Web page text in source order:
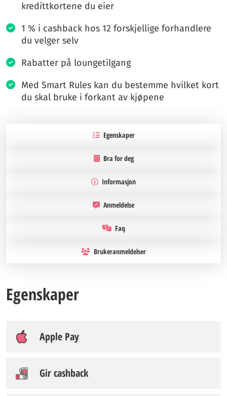
kredittkortene du eier
1 % i cashback hos 12 forskjellige forhandlere
du velger selv
Rabatter på loungetilgang
Med Smart Rules kan du bestemme hvilket kort
du skal bruke i forkant av kjøpene
Egenskaper
Bra for deg
Informasjon
Anmeldelse
Faq
Brukeranmeldelser
Egenskaper
Apple Pay
Gir cashback